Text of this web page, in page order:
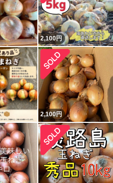
2,100円
2,100円